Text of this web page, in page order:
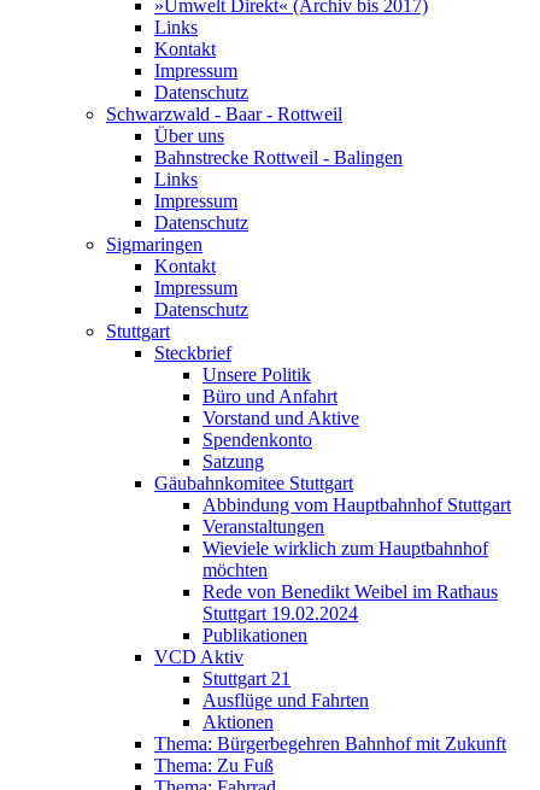
»Umwelt Direkt« (Archiv bis 2017)
Links
Kontakt
Impressum
Datenschutz
Schwarzwald - Baar - Rottweil
Über uns
Bahnstrecke Rottweil - Balingen
Links
Impressum
Datenschutz
Sigmaringen
Kontakt
Impressum
Datenschutz
Stuttgart
Steckbrief
Unsere Politik
Büro und Anfahrt
Vorstand und Aktive
Spendenkonto
Satzung
Gäubahnkomitee Stuttgart
Abbindung vom Hauptbahnhof Stuttgart
Veranstaltungen
Wieviele wirklich zum Hauptbahnhof
möchten
Rede von Benedikt Weibel im Rathaus
Stuttgart 19.02.2024
Publikationen
VCD Aktiv
Stuttgart 21
Ausflüge und Fahrten
Aktionen
Thema: Bürgerbegehren Bahnhof mit Zukunft
Thema: Zu Fuß